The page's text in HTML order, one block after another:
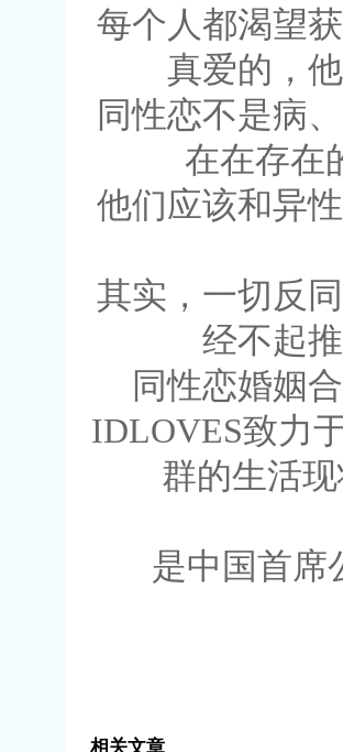
每个人都渴望
真爱的，
同性恋不是病
在在存在
他们应该和异
其实，一切反
经不起
同性恋婚姻
IDLOVES致力
群的生活
是中国首席
相关文章